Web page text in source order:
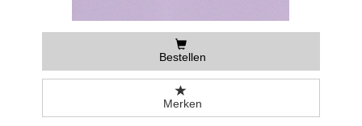
Bestellen
Merken